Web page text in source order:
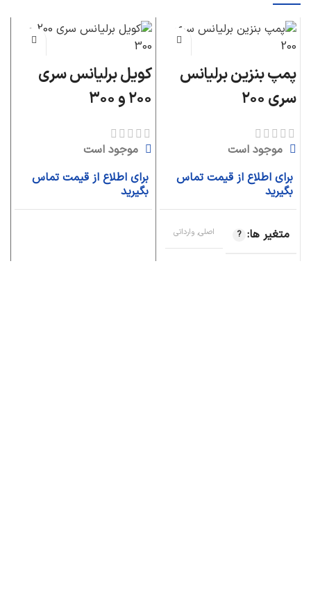
پمپ بنزین برلیانس
سری ۲۰۰
موجود است
برای اطلاع از قیمت تماس
بگیرید
متغیر ها اصلی, وارداتی
کویل برلیانس سری
۲۰۰ و ۳۰۰
موجود است
برای اطلاع از قیمت تماس
بگیرید